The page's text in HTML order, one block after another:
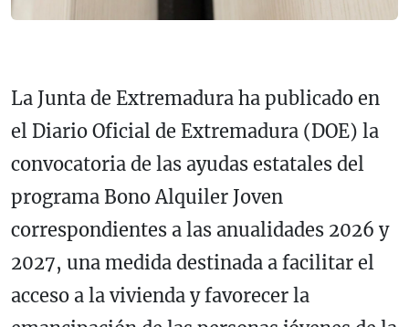
La Junta de Extremadura ha publicado en
el Diario Oficial de Extremadura (DOE) la
convocatoria de las ayudas estatales del
programa Bono Alquiler Joven
correspondientes a las anualidades 2026 y
2027, una medida destinada a facilitar el
acceso a la vivienda y favorecer la